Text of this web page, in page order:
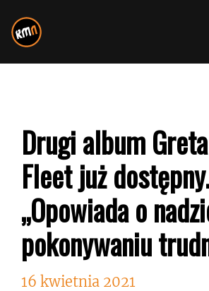
do
treści
Drugi album
Fleet już
„Opowiada o
pokonywaniu
16 kwietnia 2021